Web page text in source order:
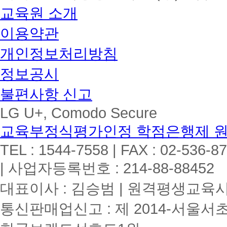
교육원 소개
이용약관
개인정보처리방침
정보공시
불편사항 신고
LG U+, Comodo Secure
교육부정식평가인정 학점은행제
TEL : 1544-7558 | FAX : 02-536-
| 사업자등록번호 : 214-88-88452
대표이사 : 김승범 | 원격평생교육
통신판매업신고 : 제 2014-서울서